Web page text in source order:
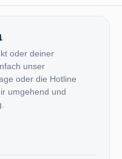
oder deiner
unser
oder die Hotline
umgehend und